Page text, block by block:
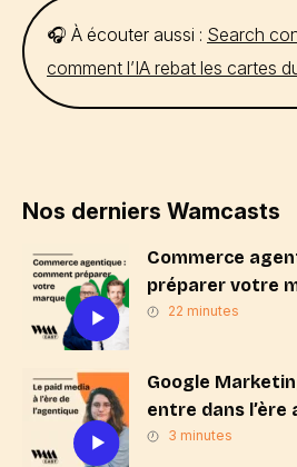
🎧 À écouter aussi : Search
comment l’IA rebat les cartes
Nos derniers Wamcasts
Commerce
préparer votre
« Search & Click »
22 minutes
Google
entre dans l’ère
3 minutes